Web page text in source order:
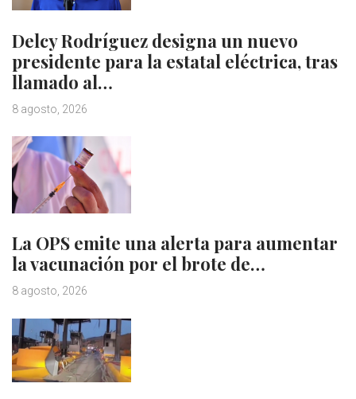
Delcy Rodríguez designa un nuevo
presidente para la estatal eléctrica, tras
llamado al…
8 agosto, 2026
La OPS emite una alerta para aumentar
la vacunación por el brote de…
8 agosto, 2026